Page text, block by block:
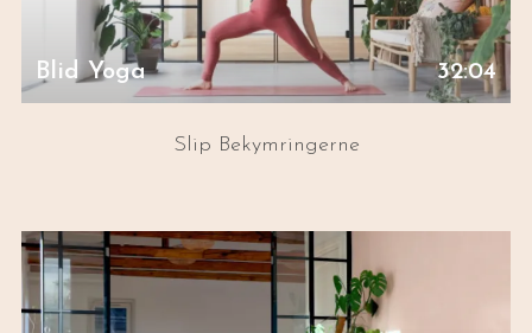
Blid Yoga 32:04
Slip Bekymringerne